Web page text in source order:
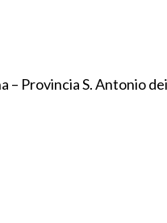
– Provincia S. Antonio